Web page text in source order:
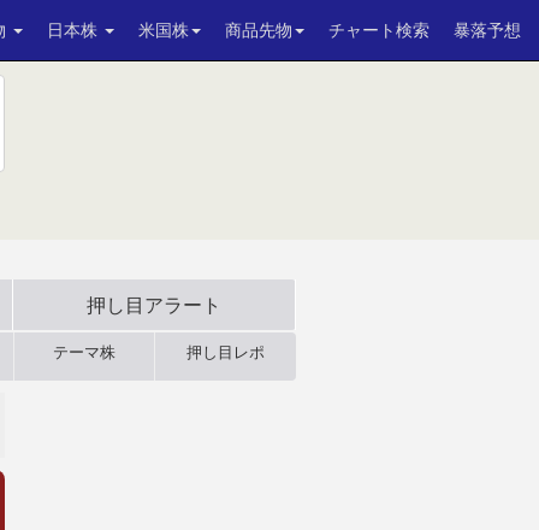
日本株 米国株 商品先物 チャート検索 暴落予想
押し目アラート
テーマ株 押し目レポ